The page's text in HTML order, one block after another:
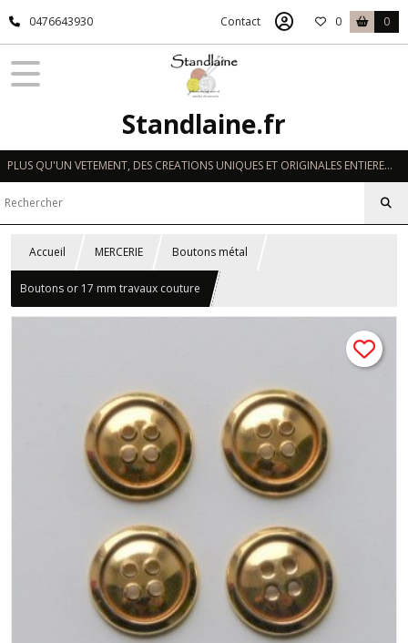
0476643930 Contact 0 0
Standlaine.fr
PLUS QU'UN VETEMENT, DES CREATIONS UNIQUES ET ORIGINALES ENTIEREMENT REALISEES A LA MAIN EN FRANCE
Accueil MERCERIE Boutons métal
Boutons or 17 mm travaux couture